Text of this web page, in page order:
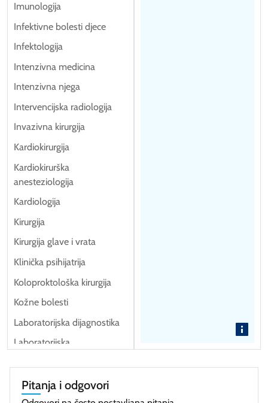
Pitanja i odgovori
Imunologija
Infektivne bolesti djece
Infektologija
Intenzivna medicina
Intenzivna njega
Intervencijska radiologija
Invazivna kirurgija
Kardiokirurgija
Kardiokirurška
anesteziologija
Kardiologija
Kirurgija
Kirurgija glave i vrata
Klinička psihijatrija
Koloproktološka kirurgija
Kožne bolesti
Laboratorijska dijagnostika
Laboratorijska
Maksilofacijalna kirurgija